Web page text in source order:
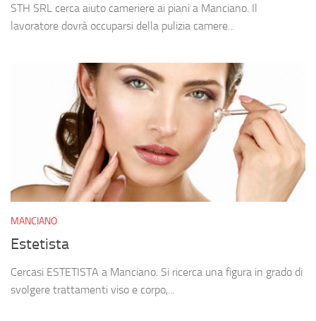
STH SRL cerca aiuto cameriere ai piani a Manciano. Il
lavoratore dovrà occuparsi della pulizia camere...
MANCIANO
Estetista
Cercasi ESTETISTA a Manciano. Si ricerca una figura in grado di
svolgere trattamenti viso e corpo,...